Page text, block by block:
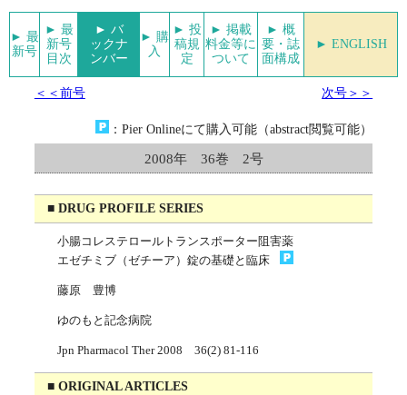
► 最
新号
► 最
新号
目次
► バ
ックナ
ンバー
► 購
入
► 投
稿規
定
► 掲載
料金等に
ついて
► 概
要・誌
面構成
► ENGLISH
＜＜前号 次号＞＞
：Pier Onlineにて購入可能（abstract閲覧可能）
2008年 36巻 2号
■ DRUG PROFILE SERIES
小腸コレステロールトランスポーター阻害薬
エゼチミブ（ゼチーア）錠の基礎と臨床
藤原 豊博
ゆのもと記念病院
Jpn Pharmacol Ther 2008 36(2) 81-116
■ ORIGINAL ARTICLES